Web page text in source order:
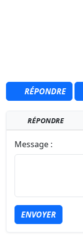
RÉPONDRE
RÉPONDRE
Message :
ENVOYER